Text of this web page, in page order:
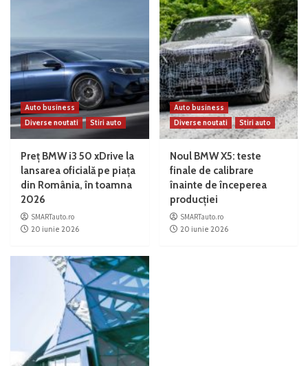
Auto business
Diverse noutati
Stiri auto
Preț BMW i3 50 xDrive la
lansarea oficială pe piața
din România, în toamna
2026
SMARTauto.ro
20 iunie 2026
Auto business
Diverse noutati
Stiri auto
Noul BMW X5: teste
finale de calibrare
înainte de începerea
producției
SMARTauto.ro
20 iunie 2026